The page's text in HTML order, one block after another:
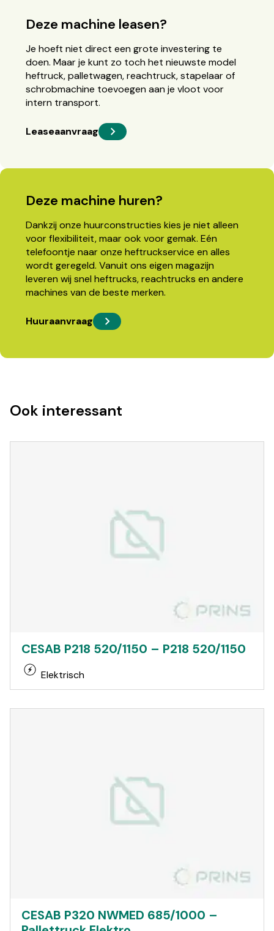
Deze machine leasen?
Je hoeft niet direct een grote investering te
doen. Maar je kunt zo toch het nieuwste model
heftruck, palletwagen, reachtruck, stapelaar of
schrobmachine toevoegen aan je vloot voor
intern transport.
Leaseaanvraag
Deze machine huren?
Dankzij onze huurconstructies kies je niet alleen
voor flexibiliteit, maar ook voor gemak. Eén
telefoontje naar onze heftruckservice en alles
wordt geregeld. Vanuit ons eigen magazijn
leveren wij snel heftrucks, reachtrucks en andere
machines van de beste merken.
Huuraanvraag
Ook interessant
CESAB P218 520/1150 – P218 520/1150
Elektrisch
CESAB P320 NWMED 685/1000 –